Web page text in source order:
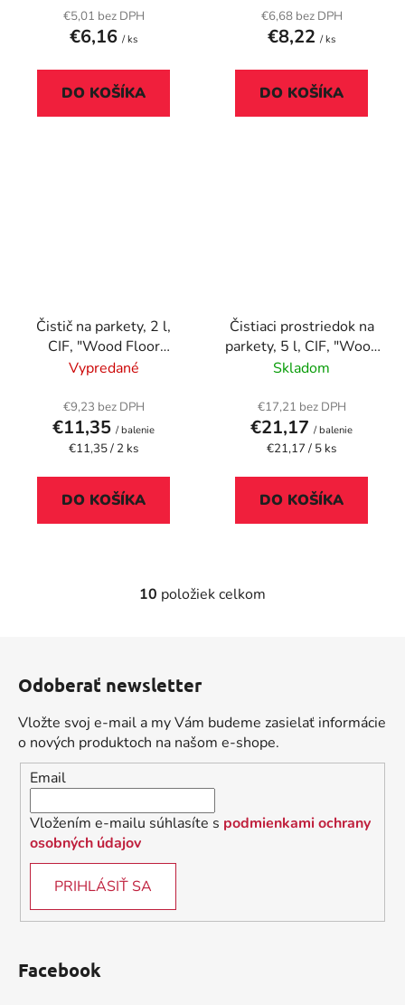
€5,01 bez DPH
€6,16 / ks
DO KOŠÍKA
€6,68 bez DPH
€8,22 / ks
DO KOŠÍKA
Čistič na parkety, 2 l,
CIF, "Wood Floor
Cleaner"
Vypredané
€9,23 bez DPH
€11,35 / balenie
Jednotková
€11,35 / 2 ks
DO KOŠÍKA
Čistiaci prostriedok na
parkety, 5 l, CIF, "Wood
Floor Cleaner"
Skladom
€17,21 bez DPH
€21,17 / balenie
Jednotková
€21,17 / 5 ks
DO KOŠÍKA
O
d
c
i
e
p
v
p
10 položiek celkom
Odoberať newsletter
Vložte svoj e-mail a my Vám budeme zasielať informácie
o nových produktoch na našom e-shope.
Email
Vložením e-mailu súhlasíte s podmienkami ochrany
osobných údajov
PRIHLÁSIŤ SA
Facebook